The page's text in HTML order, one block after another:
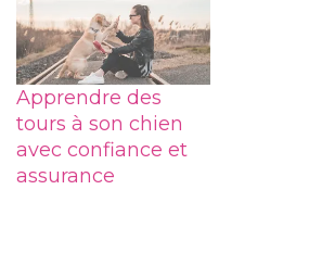
Apprendre des
tours à son chien
avec confiance et
assurance